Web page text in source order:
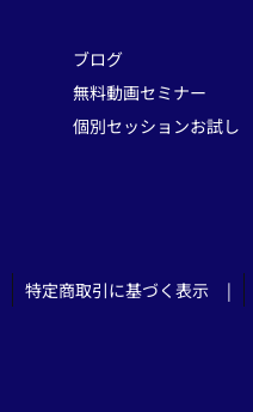
ブログ
無料動画セミナー
個別セッションお試し
特定商取引に基づく表示 |